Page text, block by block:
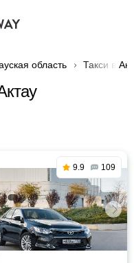
область Такси в
9.9 109